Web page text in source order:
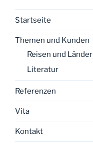
Startseite
Themen und Kunden
Reisen und Länder
Literatur
Referenzen
Vita
Kontakt